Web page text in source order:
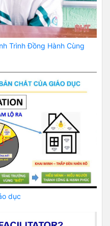
Trình Đồng Hành Cùng
dục